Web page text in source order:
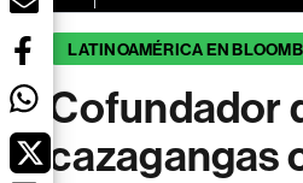
LATINOAMÉRICA EN
Cofundador
cazagangas